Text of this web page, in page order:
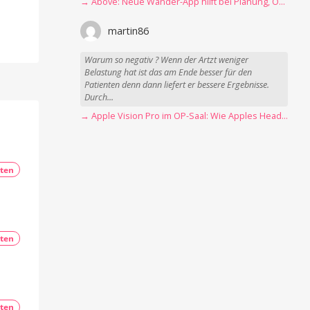
martin86
Warum so negativ ? Wenn der Artzt weniger
Belastung hat ist das am Ende besser für den
Patienten denn dann liefert er bessere Ergebnisse.
Durch...
→ Apple Vision Pro im OP-Saal: Wie Apples Headset Operationen beschleunigt